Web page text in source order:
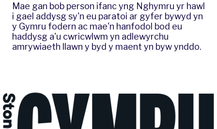
Mae gan bob person ifanc yng Nghymru yr hawl
i gael addysg sy'n eu paratoi ar gyfer bywyd yn
y Gymru fodern ac mae'n hanfodol bod eu
haddysg a'u cwricwlwm yn adlewyrchu
amrywiaeth llawn y byd y maent yn byw ynddo.